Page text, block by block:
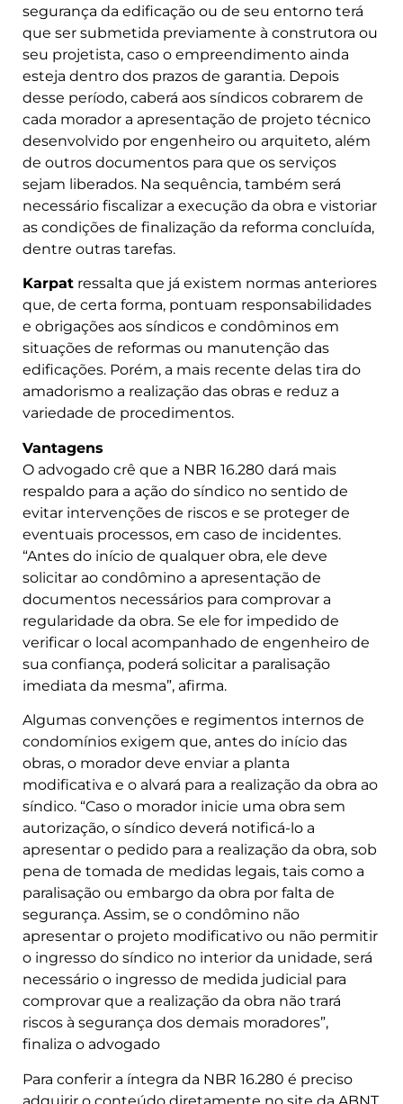
segurança da edificação ou de seu entorno terá
que ser submetida previamente à construtora ou
seu projetista, caso o empreendimento ainda
esteja dentro dos prazos de garantia. Depois
desse período, caberá aos síndicos cobrarem de
cada morador a apresentação de projeto técnico
desenvolvido por engenheiro ou arquiteto, além
de outros documentos para que os serviços
sejam liberados. Na sequência, também será
necessário fiscalizar a execução da obra e vistoriar
as condições de finalização da reforma concluída,
dentre outras tarefas.
Karpat ressalta que já existem normas anteriores
que, de certa forma, pontuam responsabilidades
e obrigações aos síndicos e condôminos em
situações de reformas ou manutenção das
edificações. Porém, a mais recente delas tira do
amadorismo a realização das obras e reduz a
variedade de procedimentos.
Vantagens
O advogado crê que a NBR 16.280 dará mais
respaldo para a ação do síndico no sentido de
evitar intervenções de riscos e se proteger de
eventuais processos, em caso de incidentes.
“Antes do início de qualquer obra, ele deve
solicitar ao condômino a apresentação de
documentos necessários para comprovar a
regularidade da obra. Se ele for impedido de
verificar o local acompanhado de engenheiro de
sua confiança, poderá solicitar a paralisação
imediata da mesma”, afirma.
Algumas convenções e regimentos internos de
condomínios exigem que, antes do início das
obras, o morador deve enviar a planta
modificativa e o alvará para a realização da obra ao
síndico. “Caso o morador inicie uma obra sem
autorização, o síndico deverá notificá-lo a
apresentar o pedido para a realização da obra, sob
pena de tomada de medidas legais, tais como a
paralisação ou embargo da obra por falta de
segurança. Assim, se o condômino não
apresentar o projeto modificativo ou não permitir
o ingresso do síndico no interior da unidade, será
necessário o ingresso de medida judicial para
comprovar que a realização da obra não trará
riscos à segurança dos demais moradores”,
finaliza o advogado
Para conferir a íntegra da NBR 16.280 é preciso
adquirir o conteúdo diretamente no site da ABNT